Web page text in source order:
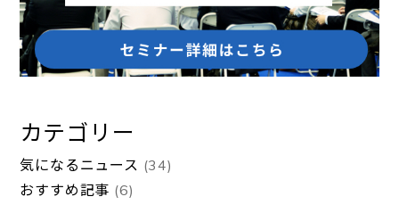
カテゴリー
気になるニュース (34)
おすすめ記事 (6)